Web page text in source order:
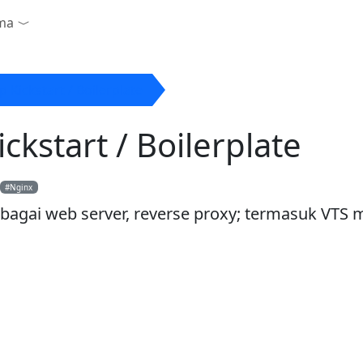
/ Boilerplate
Nginx
web server, reverse proxy; termasuk VTS